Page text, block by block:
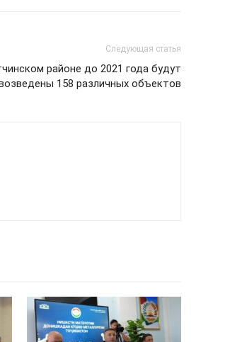
Следующая статья
районе до 2021 года будут
158 различных объектов